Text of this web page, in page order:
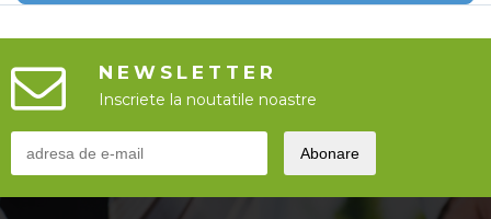
NEWSLETTER
Inscriete la noutatile noastre